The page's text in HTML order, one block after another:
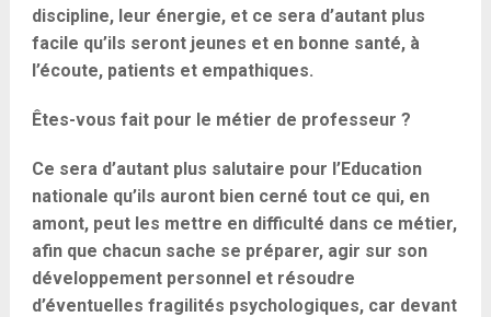
discipline, leur énergie, et ce sera d’autant plus
facile qu’ils seront jeunes et en bonne santé, à
l’écoute, patients et empathiques.
Êtes-vous fait pour le métier de professeur ?
Ce sera d’autant plus salutaire pour l’Education
nationale qu’ils auront bien cerné tout ce qui, en
amont, peut les mettre en difficulté dans ce métier,
afin que chacun sache se préparer, agir sur son
développement personnel et résoudre
d’éventuelles fragilités psychologiques, car devant